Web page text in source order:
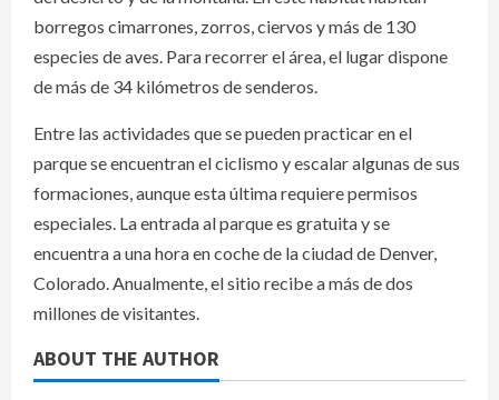
borregos cimarrones, zorros, ciervos y más de 130
especies de aves. Para recorrer el área, el lugar dispone
de más de 34 kilómetros de senderos.
Entre las actividades que se pueden practicar en el
parque se encuentran el ciclismo y escalar algunas de sus
formaciones, aunque esta última requiere permisos
especiales. La entrada al parque es gratuita y se
encuentra a una hora en coche de la ciudad de Denver,
Colorado. Anualmente, el sitio recibe a más de dos
millones de visitantes.
ABOUT THE AUTHOR